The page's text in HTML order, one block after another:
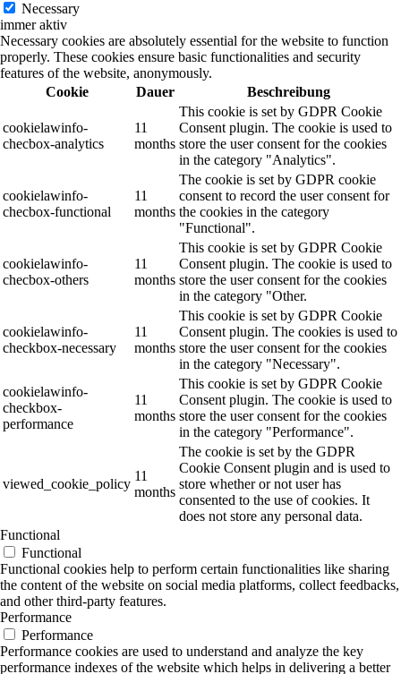
Necessary
immer aktiv
Necessary cookies are absolutely essential for the website to function
properly. These cookies ensure basic functionalities and security
features of the website, anonymously.
Cookie
Dauer Beschreibung
cookielawinfo-
checbox-analytics
11
months
This cookie is set by GDPR Cookie
Consent plugin. The cookie is used to
store the user consent for the cookies
in the category "Analytics".
cookielawinfo-
checbox-functional
11
months
The cookie is set by GDPR cookie
consent to record the user consent for
the cookies in the category
"Functional".
cookielawinfo-
checbox-others
11
months
This cookie is set by GDPR Cookie
Consent plugin. The cookie is used to
store the user consent for the cookies
in the category "Other.
cookielawinfo-
checkbox-necessary
11
months
This cookie is set by GDPR Cookie
Consent plugin. The cookies is used to
store the user consent for the cookies
in the category "Necessary".
cookielawinfo-
checkbox-
performance
11
months
This cookie is set by GDPR Cookie
Consent plugin. The cookie is used to
store the user consent for the cookies
in the category "Performance".
viewed_cookie_policy
11
months
The cookie is set by the GDPR
Cookie Consent plugin and is used to
store whether or not user has
consented to the use of cookies. It
does not store any personal data.
Functional
Functional
Functional cookies help to perform certain functionalities like sharing
the content of the website on social media platforms, collect feedbacks,
and other third-party features.
Performance
Performance
Performance cookies are used to understand and analyze the key
performance indexes of the website which helps in delivering a better